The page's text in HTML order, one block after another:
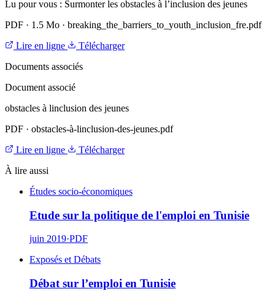
Lu pour vous : Surmonter les obstacles à l’inclusion des jeunes
PDF · 1.5 Mo · breaking_the_barriers_to_youth_inclusion_fre.pdf
Lire en ligne
Télécharger
Documents associés
Document associé
obstacles à linclusion des jeunes
PDF · obstacles-à-linclusion-des-jeunes.pdf
Lire en ligne
Télécharger
À lire aussi
Études socio-économiques
Etude sur la politique de l'emploi en Tunisie
juin 2019·PDF
Exposés et Débats
Débat sur l’emploi en Tunisie